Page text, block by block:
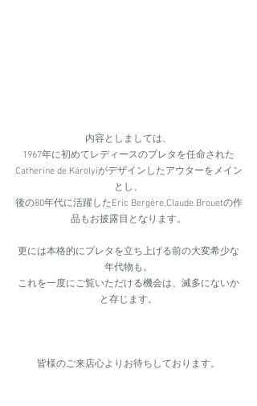
内容としましては、
1967年に初めてレディースのプレタを任命された
Catherine de Károlyiがデザインしたアウターをメイン
とし、
後の80年代に活躍したEric Bergère,Claude Brouetの作
品もお披露目となります。
更には本格的にプレタを立ち上げる前の大変希少な
年代物も。
これを一度にご覧いただける機会は、滅多にないか
と存じます。
皆様のご来店心よりお待ちしております。